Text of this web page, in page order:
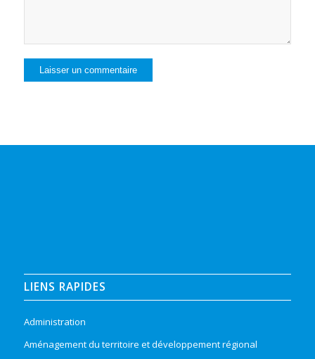
LIENS RAPIDES
Administration
Aménagement du territoire et développement régional